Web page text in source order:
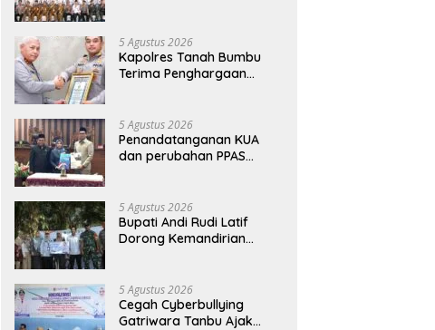
5 Agustus 2026
Kapolres Tanah Bumbu
Terima Penghargaan
5 Agustus 2026
Penandatanganan KUA
dan perubahan PPAS
5 Agustus 2026
Bupati Andi Rudi Latif
Dorong Kemandirian
5 Agustus 2026
Cegah Cyberbullying
Gatriwara Tanbu Ajak